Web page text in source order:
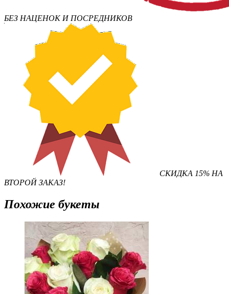
БЕЗ НАЦЕНОК И ПОСРЕДНИКОВ
СКИДКА 15% НА
ВТОРОЙ ЗАКАЗ!
Похожие букеты